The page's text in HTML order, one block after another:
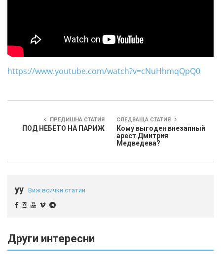
https://www.youtube.com/watch?v=cNuHhmqQpQ0
ПРЕДИШНА СТАТИЯ
ПОД НЕБЕТО НА ПАРИЖ
СЛЕДВАЩА СТАТИЯ
Кому выгоден внезапный
арест Дмитрия
Медведева?
yy Виж всички статии
Други интересни